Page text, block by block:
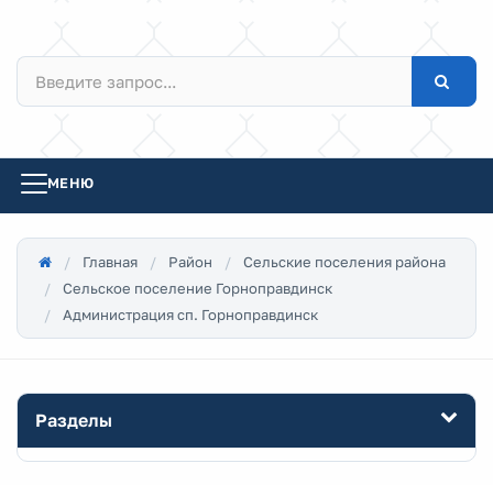
МЕНЮ
Главная Район
Сельские поселения района
Сельское поселение Горноправдинск
Администрация сп. Горноправдинск
Разделы